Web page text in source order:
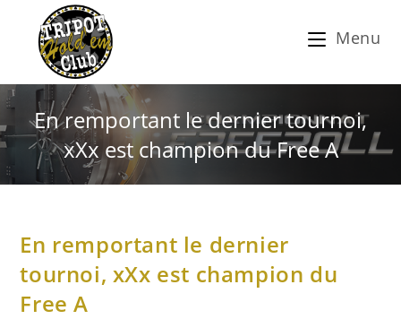
Menu
En remportant le dernier tournoi,
xXx est champion du Free A
En remportant le dernier
tournoi, xXx est champion du
Free A